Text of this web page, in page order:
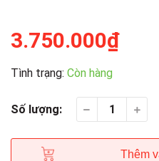
3.750.000₫
Tình trạng: Còn hàng
Số lượng:
Thêm